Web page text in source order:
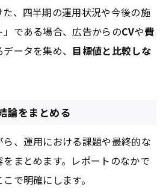
た、四半期の運用状況や今後の施
である場合、 広告からのCVや費
ータを集め、 目標値と比較しな
論をまとめる
、運用における課題や最終的な
まとめます。レポートのなかで
で明確にします。